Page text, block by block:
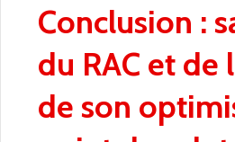
Conclusion :
du RAC et de
de son